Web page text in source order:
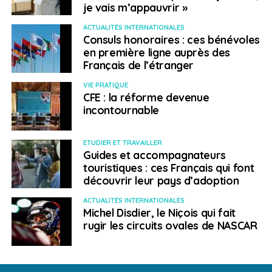
profils plus fragiles, éloignés du numérique. AuVietnam,
dans les hauts plateaux du centre du pays, Nicolas
Leymonerie constate que l’éloignement des grands
pôles francophones peut devenir critique : «Il y a des
retraités très âgés qui vivent parfois complètement en
dehors des réseaux.
fiscales, l’envoi des certificats de vie ou les simples
démarches quotidiennes se transforment rapidement
en barrières infranchissables sans un relais humain.
Une communauté
moins centralisée mais
toujours attachée au
lien humain
Pour pallier ce morcellement géographique, les
je vais m’appauvrir »
ACTUALITÉS INTERNATIONALES
Consuls honoraires : ces bénévoles
en première ligne auprès des
Français de l’étranger
VIE PRATIQUE
CFE : la réforme devenue
incontournable
ETUDIER ET TRAVAILLER
Guides et accompagnateurs
touristiques : ces Français qui font
découvrir leur pays d’adoption
ACTUALITÉS INTERNATIONALES
Michel Disdier, le Niçois qui fait
rugir les circuits ovales de NASCAR